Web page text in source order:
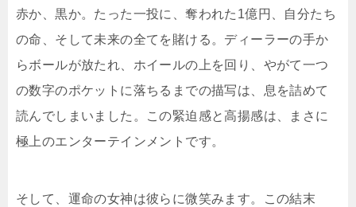
赤か、黒か。たった一投に、奪われた1億円、自分たち
の命、そして未来の全てを賭ける。ディーラーの手か
らボールが放たれ、ホイールの上を回り、やがて一つ
の数字のポケットに落ちるまでの描写は、息を詰めて
読んでしまいました。この緊迫感と高揚感は、まさに
極上のエンターテインメントです。
そして、運命の女神は彼らに微笑みます。この結末